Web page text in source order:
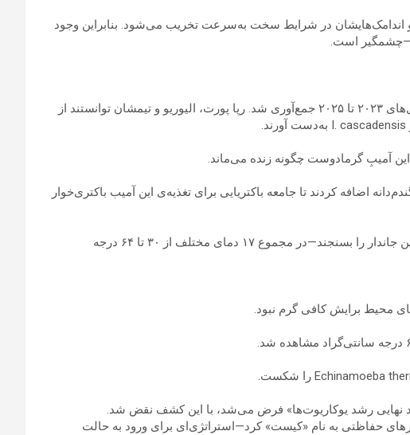
و اندامک‌هایشان در شرایط سخت به‌سرعت تخریب می‌شود. بنابراین وجود
این جاندار در آب‌های داغ پارک آتشفشانی لسن بین سال‌های ۲۰۲۳ تا ۲۰۲۵ جمع‌آوری شد. رپا پورت، الیوریو و تیمشان توانستند از
آمیبِ گرما‌دوست چگونه زنده می‌ماند.
اضافه کردند تا جامعه باکتریایی برای تغذیه‌ی این آمیب باکتری‌خوار
سپس دمای هر فلاسک را تغییر دادند تا محدوده تحمل این جاندار را بسنجند—در مجموع ۱۷ دمای مختلف از ۳۰ تا ۶۴ درجه
حفاظتی به نام «کیست» کرد—استراتژی‌ای برای ورود به حالت